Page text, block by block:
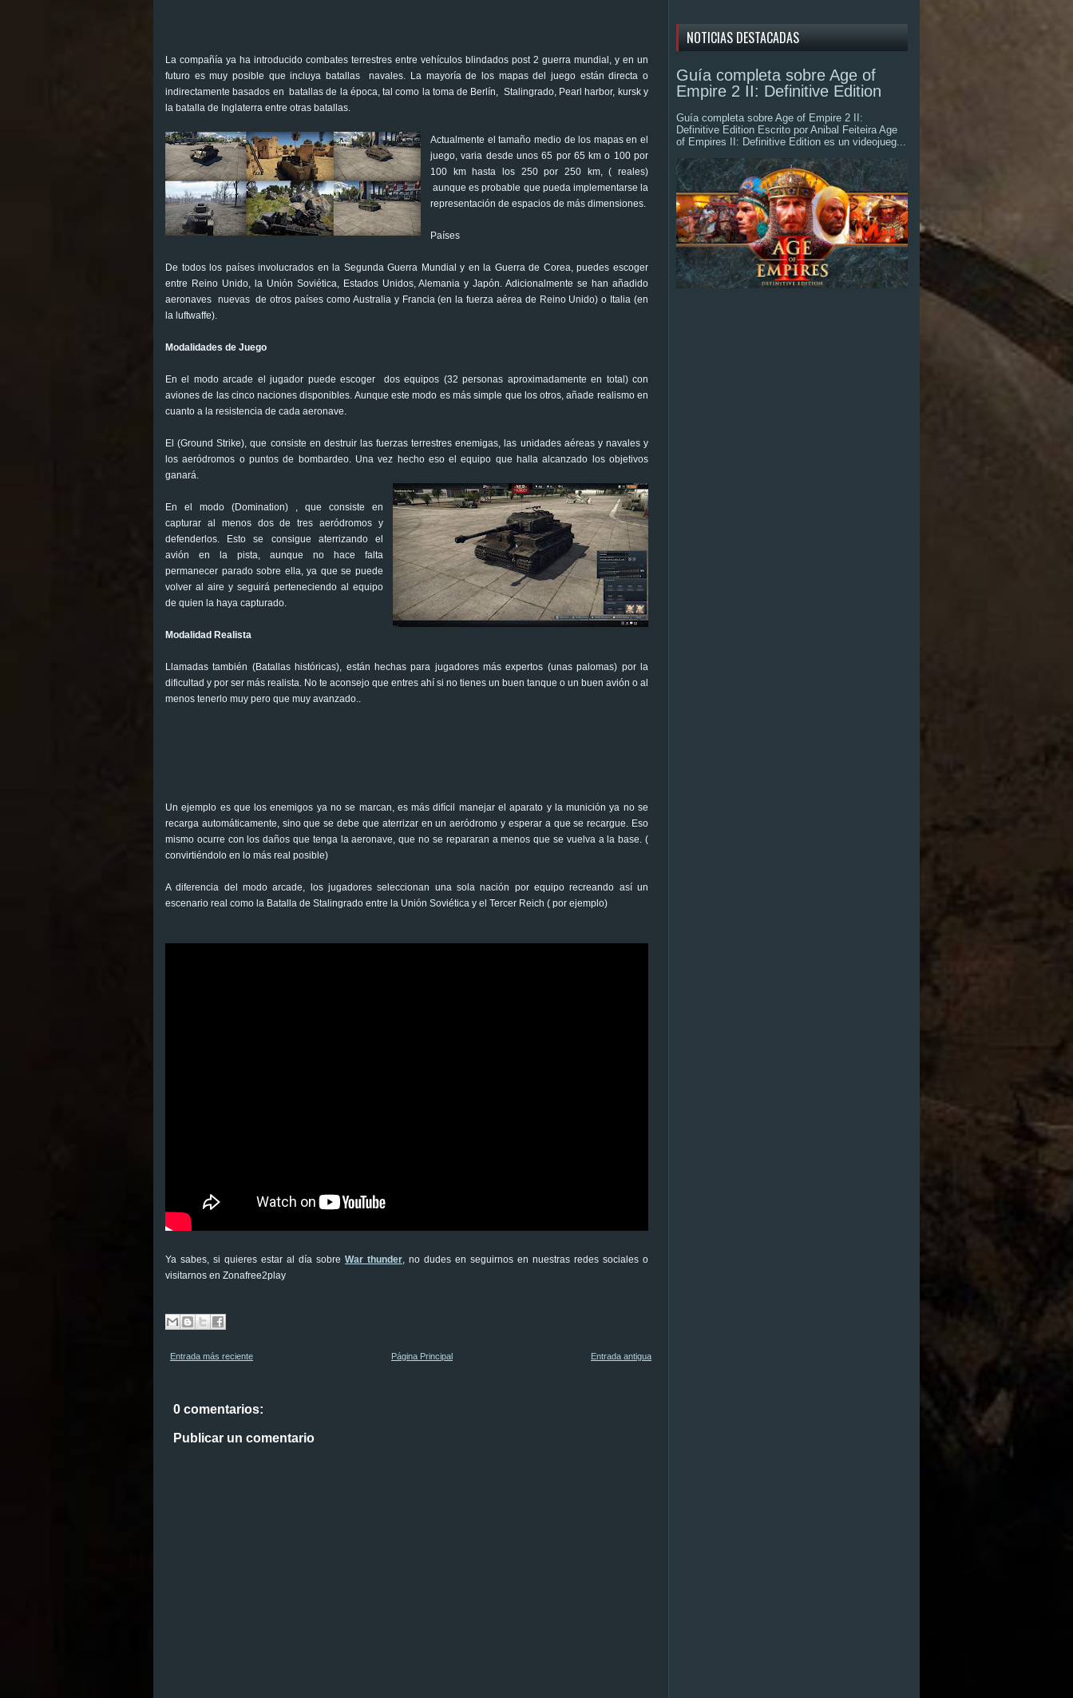
La compañía ya ha introducido combates terrestres entre vehículos blindados post 2 guerra mundial, y en un
futuro es muy posible que incluya batallas navales. La mayoría de los mapas del juego están directa o
indirectamente basados en batallas de la época, tal como la toma de Berlín, Stalingrado, Pearl harbor, kursk y
la batalla de Inglaterra entre otras batallas.
Actualmente el tamaño medio de los mapas en el
juego, varia desde unos 65 por 65 km o 100 por
100 km hasta los 250 por 250 km, ( reales)
aunque es probable que pueda implementarse la
representación de espacios de más dimensiones.
Países
De todos los países involucrados en la Segunda Guerra Mundial y en la Guerra de Corea, puedes escoger
entre Reino Unido, la Unión Soviética, Estados Unidos, Alemania y Japón. Adicionalmente se han añadido
aeronaves nuevas de otros países como Australia y Francia (en la fuerza aérea de Reino Unido) o Italia (en
la luftwaffe).
Modalidades de Juego
En el modo arcade el jugador puede escoger dos equipos (32 personas aproximadamente en total) con
aviones de las cinco naciones disponibles. Aunque este modo es más simple que los otros, añade realismo en
cuanto a la resistencia de cada aeronave.
El (Ground Strike), que consiste en destruir las fuerzas terrestres enemigas, las unidades aéreas y navales y
los aeródromos o puntos de bombardeo. Una vez hecho eso el equipo que halla alcanzado los objetivos
ganará.
En el modo (Domination) , que consiste en
capturar al menos dos de tres aeródromos y
defenderlos. Esto se consigue aterrizando el
avión en la pista, aunque no hace falta
permanecer parado sobre ella, ya que se puede
volver al aire y seguirá perteneciendo al equipo
de quien la haya capturado.
Modalidad Realista
Llamadas también (Batallas históricas), están hechas para jugadores más expertos (unas palomas) por la
dificultad y por ser más realista. No te aconsejo que entres ahí si no tienes un buen tanque o un buen avión o al
menos tenerlo muy pero que muy avanzado..
Un ejemplo es que los enemigos ya no se marcan, es más difícil manejar el aparato y la munición ya no se
recarga automáticamente, sino que se debe que aterrizar en un aeródromo y esperar a que se recargue. Eso
mismo ocurre con los daños que tenga la aeronave, que no se repararan a menos que se vuelva a la base. (
convirtiéndolo en lo más real posible)
A diferencia del modo arcade, los jugadores seleccionan una sola nación por equipo recreando así un
escenario real como la Batalla de Stalingrado entre la Unión Soviética y el Tercer Reich ( por ejemplo)
Ya sabes, si quieres estar al día sobre War thunder, no dudes en seguirnos en nuestras redes sociales o
visitarnos en Zonafree2play
Entrada más reciente Entrada antigua
Página Principal
0 comentarios:
Publicar un comentario
NOTICIAS DESTACADAS
Guía completa sobre Age of
Empire 2 II: Definitive Edition
Guía completa sobre Age of Empire 2 II:
Definitive Edition Escrito por Anibal Feiteira Age
of Empires II: Definitive Edition es un videojueg...